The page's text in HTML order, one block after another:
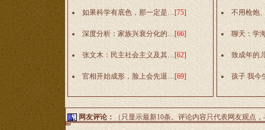
如果科学有底色，那一定是… [75]
深度分析：家族兴衰分化的… [66]
张文木：民主社会主义及其… [62]
官相开始成形，脸上会先退… [69]
不用枪炮
聊天：学
致成年的
孩子 我今
网友评论：（只显示最新10条。评论内容只代表网友观点